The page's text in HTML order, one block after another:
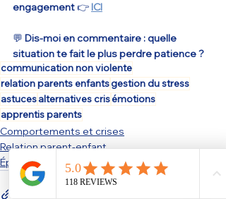
engagement 👉 ICI
💬 Dis-moi en commentaire : quelle
situation te fait le plus perdre patience ?
communication non violente
relation parents enfantsgestion du stress
astucesalternatives crisémotions
apprentis parents
Comportements et crises
Relation parent-enfant
Épuisement parental